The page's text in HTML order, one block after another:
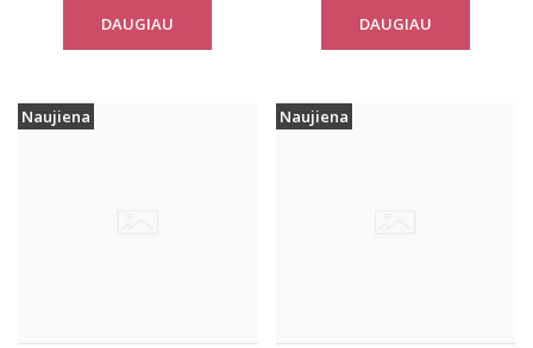
DAUGIAU DAUGIAU
Naujiena Naujiena